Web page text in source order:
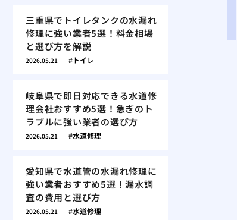
三重県でトイレタンクの水漏れ
修理に強い業者5選！料金相場
と選び方を解説
2026.05.21 トイレ
岐阜県で即日対応できる水道修
理会社おすすめ5選！急ぎのト
ラブルに強い業者の選び方
2026.05.21 水道修理
愛知県で水道管の水漏れ修理に
強い業者おすすめ5選！漏水調
査の費用と選び方
2026.05.21 水道修理